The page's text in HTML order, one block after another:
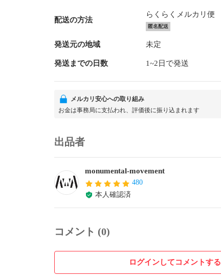
配送の方法
らくらくメルカリ便
匿名配送
発送元の地域 未定
発送までの日数 1~2日で発送
メルカリ安心への取り組み
お金は事務局に支払われ、評価後に振り込まれます
出品者
monumental-movement
480
本人確認済
コメント (0)
ログインしてコメントする